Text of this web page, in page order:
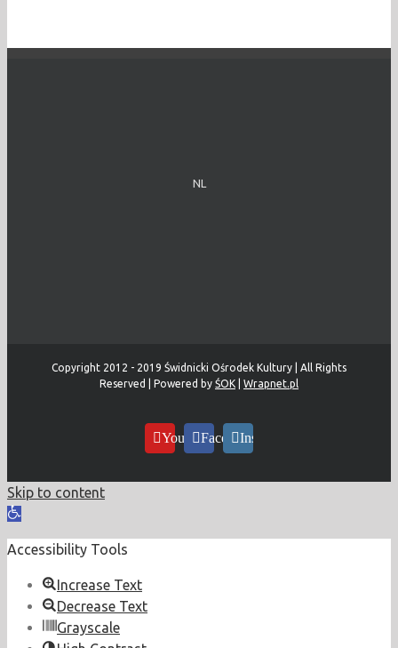
NL
Copyright 2012 - 2019 Świdnicki Ośrodek Kultury | All Rights
Reserved | Powered by ŚOK Wrapnet.pl
YouTubeFacebookInstagram
Skip to content
Open
Accessibility Tools
Increase Text
Decrease Text
Grayscale